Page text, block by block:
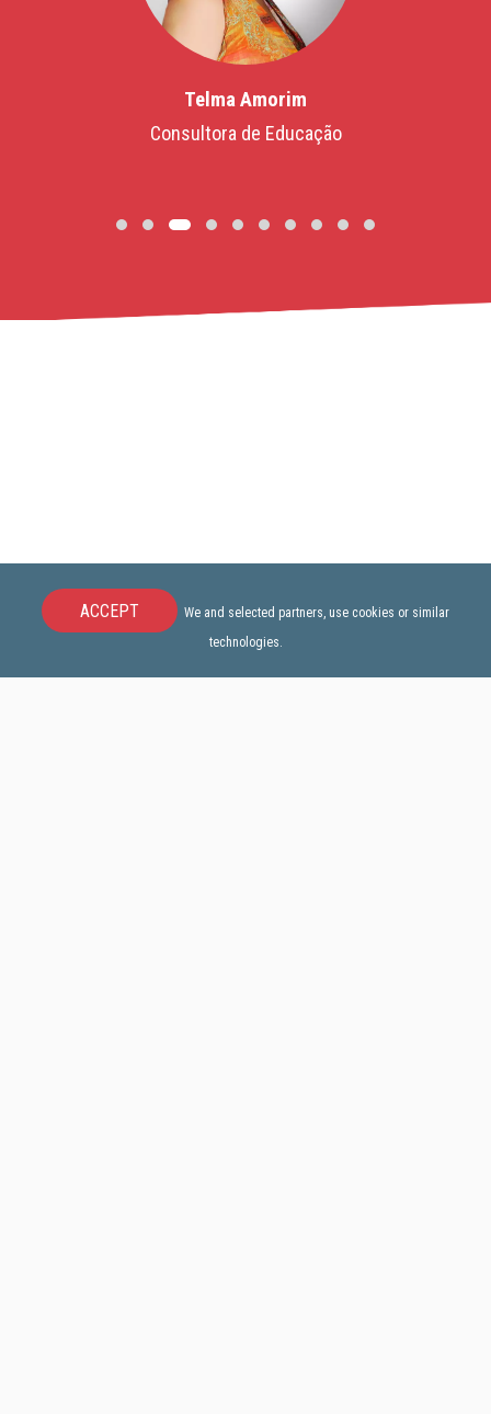
Telma Amorim
Consultora de Educação
ACCEPT
We and selected partners, use cookies or similar
technologies.